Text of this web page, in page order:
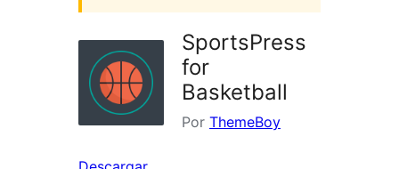
SportsPress
for
Basketball
Por ThemeBoy